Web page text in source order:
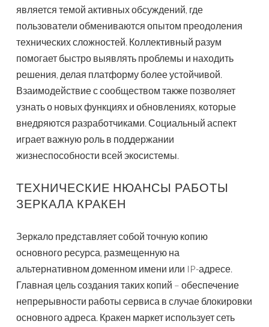
является темой активных обсуждений, где
пользователи обмениваются опытом преодоления
технических сложностей. Коллективный разум
помогает быстро выявлять проблемы и находить
решения, делая платформу более устойчивой.
Взаимодействие с сообществом также позволяет
узнать о новых функциях и обновлениях, которые
внедряются разработчиками. Социальный аспект
играет важную роль в поддержании
жизнеспособности всей экосистемы.
ТЕХНИЧЕСКИЕ НЮАНСЫ РАБОТЫ
ЗЕРКАЛА КРАКЕН
Зеркало представляет собой точную копию
основного ресурса, размещенную на
альтернативном доменном имени или IP-адресе.
Главная цель создания таких копий – обеспечение
непрерывности работы сервиса в случае блокировки
основного адреса. Кракен маркет использует сеть